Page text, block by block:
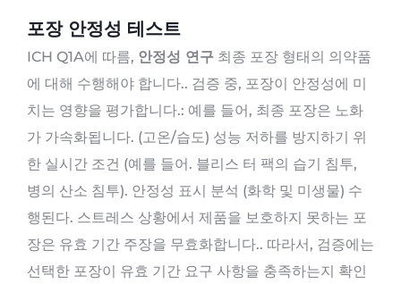
포장 안정성 테스트
ICH Q1A에 따름, 안정성 연구 최종 포장 형태의 의약품
에 대해 수행해야 합니다.. 검증 중, 포장이 안정성에 미
치는 영향을 평가합니다.: 예를 들어, 최종 포장은 노화
가 가속화됩니다. (고온/습도) 성능 저하를 방지하기 위
한 실시간 조건 (예를 들어. 블리스 터 팩의 습기 침투,
병의 산소 침투). 안정성 표시 분석 (화학 및 미생물) 수
행된다. 스트레스 상황에서 제품을 보호하지 못하는 포
장은 유효 기간 주장을 무효화합니다.. 따라서, 검증에는
선택한 포장이 유효 기간 요구 사항을 충족하는지 확인